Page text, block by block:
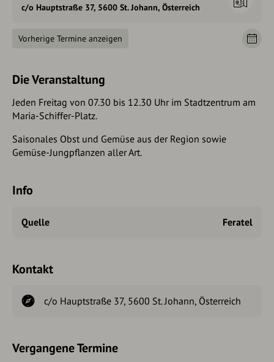
c/o Hauptstraße 37, 5600 St. Johann, Österreich
Vorherige Termine anzeigen
Die Veranstaltung
Jeden Freitag von 07.30 bis 12.30 Uhr im Stadtzentrum am
Maria-Schiffer-Platz.
Saisonales Obst und Gemüse aus der Region sowie
Gemüse-Jungpflanzen aller Art.
Info
Quelle Feratel
Kontakt
c/o Hauptstraße 37, 5600 St. Johann, Österreich
Vergangene Termine